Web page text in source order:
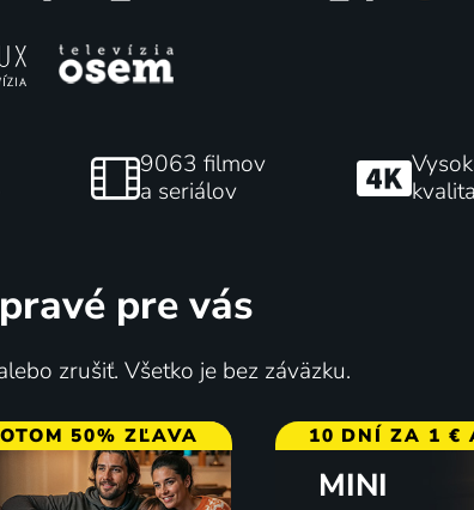
2017-2026 | Magazín 2024
9063 filmov
a seriálov
kvalita
pre vás
zrušiť. Všetko je bez záväzku.
50% ZĽAVA 10 DNÍ ZA 1 €
MINI